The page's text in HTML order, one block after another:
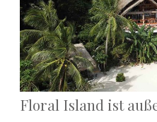
Floral Island ist